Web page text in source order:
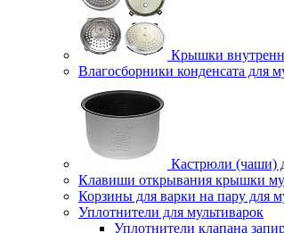
Крышки
Влагосборники конденсата для
Кастрюли (чаши)
Клавиши открывания крышки
Корзины для варки на пару для
Уплотнители для мультиварок
Уплотнители клапана